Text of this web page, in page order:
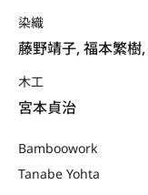
染織
藤野靖子, 福本繁
木工
宮本貞治
Bamboowork
Tanabe Yohta